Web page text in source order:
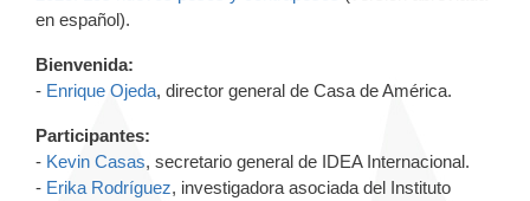
en español).
Bienvenida:
- Enrique Ojeda, director general de Casa de América.
Participantes:
- Kevin Casas, secretario general de IDEA Internacional.
- Erika Rodríguez, investigadora asociada del Instituto